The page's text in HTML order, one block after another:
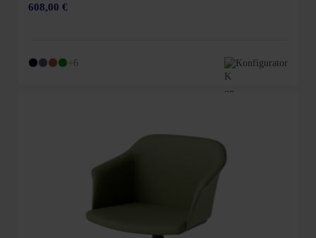
608,00 €
+6 Konfigurator